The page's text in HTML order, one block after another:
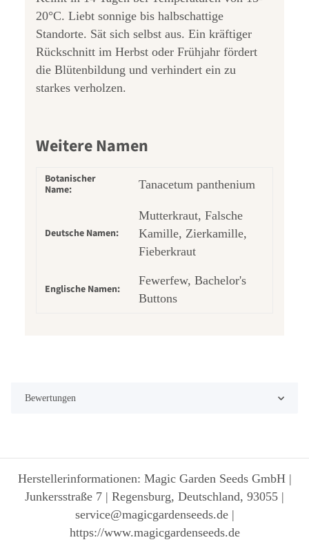
20°C. Liebt sonnige bis halbschattige
Standorte. Sät sich selbst aus. Ein kräftiger
Rückschnitt im Herbst oder Frühjahr fördert
die Blütenbildung und verhindert ein zu
starkes verholzen.
Weitere Namen
Botanischer
Name:
Tanacetum panthenium
Deutsche Namen:
Mutterkraut, Falsche
Kamille, Zierkamille,
Fieberkraut
Englische Namen:
Fewerfew, Bachelor's
Buttons
Bewertungen
Herstellerinformationen: Magic Garden Seeds GmbH |
Junkersstraße 7 | Regensburg, Deutschland, 93055 |
service@magicgardenseeds.de |
https://www.magicgardenseeds.de